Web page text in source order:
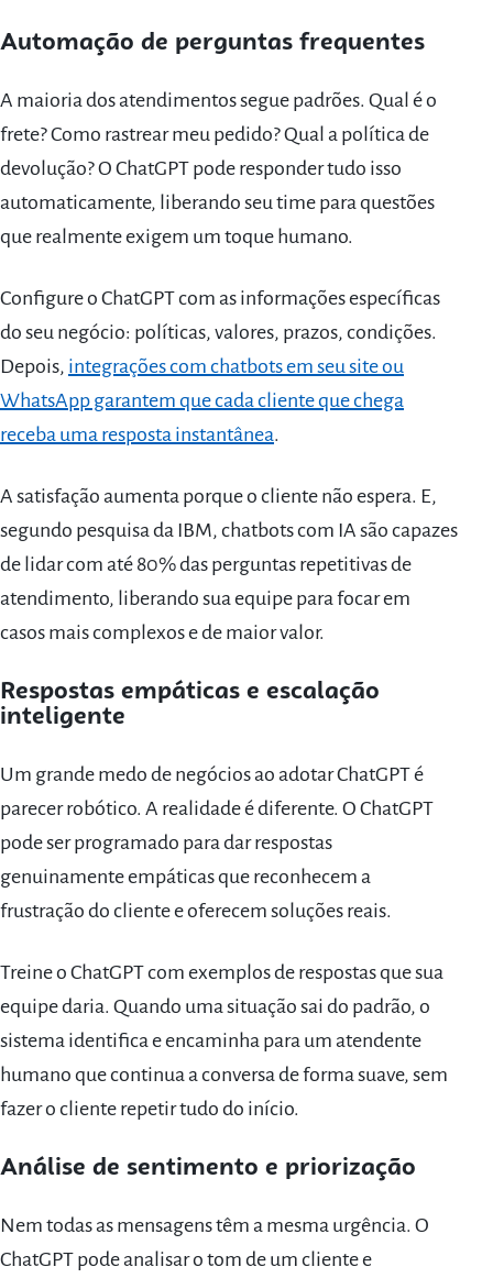
Automação de perguntas frequentes
A maioria dos atendimentos segue padrões. Qual é o
frete? Como rastrear meu pedido? Qual a política de
devolução? O ChatGPT pode responder tudo isso
automaticamente, liberando seu time para questões
que realmente exigem um toque humano.
Configure o ChatGPT com as informações específicas
do seu negócio: políticas, valores, prazos, condições.
Depois, integrações com chatbots em seu site ou
WhatsApp garantem que cada cliente que chega
receba uma resposta instantânea.
A satisfação aumenta porque o cliente não espera. E,
segundo pesquisa da IBM, chatbots com IA são capazes
de lidar com até 80% das perguntas repetitivas de
atendimento, liberando sua equipe para focar em
casos mais complexos e de maior valor.
Respostas empáticas e escalação
inteligente
Um grande medo de negócios ao adotar ChatGPT é
parecer robótico. A realidade é diferente. O ChatGPT
pode ser programado para dar respostas
genuinamente empáticas que reconhecem a
frustração do cliente e oferecem soluções reais.
Treine o ChatGPT com exemplos de respostas que sua
equipe daria. Quando uma situação sai do padrão, o
sistema identifica e encaminha para um atendente
humano que continua a conversa de forma suave, sem
fazer o cliente repetir tudo do início.
Análise de sentimento e priorização
Nem todas as mensagens têm a mesma urgência. O
ChatGPT pode analisar o tom de um cliente e